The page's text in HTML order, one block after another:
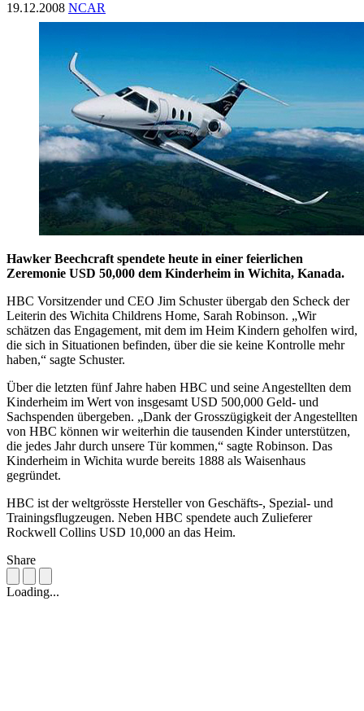
19.12.2008 NCAR
Hawker Beechcraft spendete heute in einer feierlichen
Zeremonie USD 50,000 dem Kinderheim in Wichita, Kanada.
HBC Vorsitzender und CEO Jim Schuster übergab den Scheck der
Leiterin des Wichita Childrens Home, Sarah Robinson. „Wir
schätzen das Engagement, mit dem im Heim Kindern geholfen wird,
die sich in Situationen befinden, über die sie keine Kontrolle mehr
haben,“ sagte Schuster.
Über die letzten fünf Jahre haben HBC und seine Angestellten dem
Kinderheim im Wert von insgesamt USD 500,000 Geld- und
Sachspenden übergeben. „Dank der Grosszügigkeit der Angestellten
von HBC können wir weiterhin die tausenden Kinder unterstützen,
die jedes Jahr durch unsere Tür kommen,“ sagte Robinson. Das
Kinderheim in Wichita wurde bereits 1888 als Waisenhaus
gegründet.
HBC ist der weltgrösste Hersteller von Geschäfts-, Spezial- und
Trainingsflugzeugen. Neben HBC spendete auch Zulieferer
Rockwell Collins USD 10,000 an das Heim.
Share
Loading...